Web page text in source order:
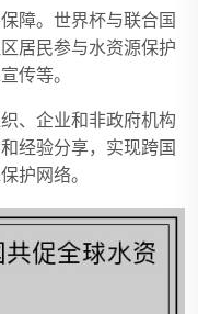
障。世界杯与联合国
居民参与水资源保护
传等。
、企业和非政府机构
经验分享，实现跨国
护网络。